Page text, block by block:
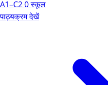
A1–C20 स्कूल
पाठ्यक्रम देखें